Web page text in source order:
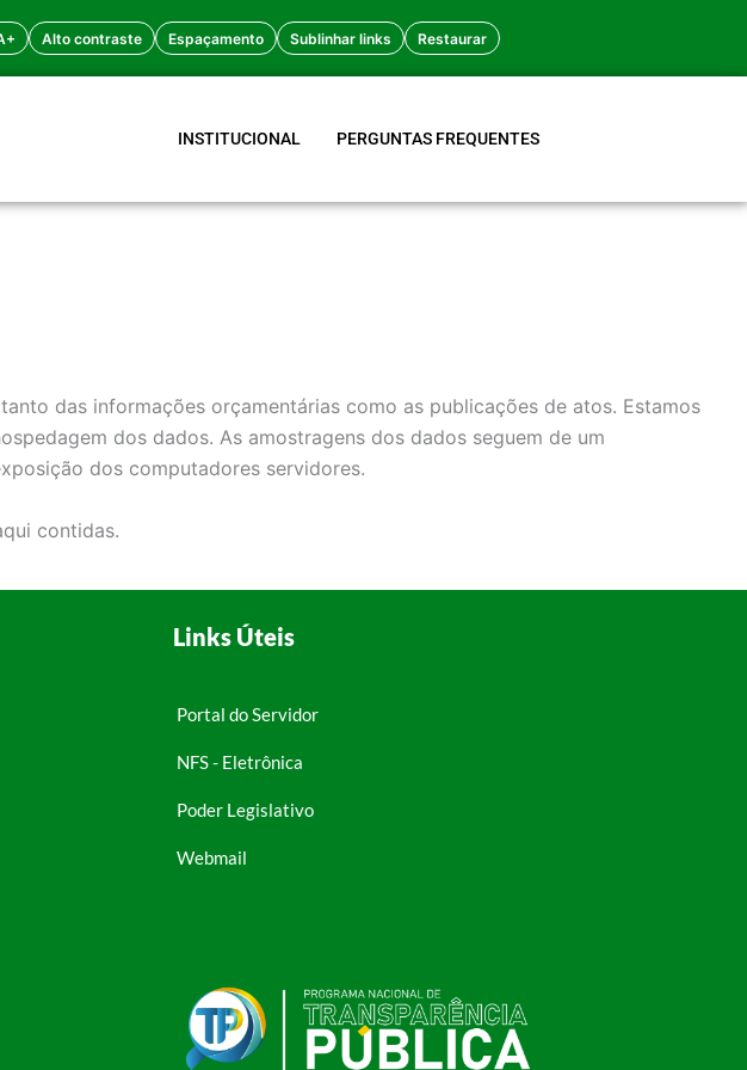
Alto contraste Espaçamento Sublinhar links Restaurar
INSTITUCIONAL PERGUNTAS FREQUENTES
das informações orçamentárias como as publicações de atos. Estamos
dos dados. As amostragens dos dados seguem de um
dos computadores servidores.
contidas.
Links Úteis
Portal do Servidor
NFS - Eletrônica
Poder Legislativo
Webmail